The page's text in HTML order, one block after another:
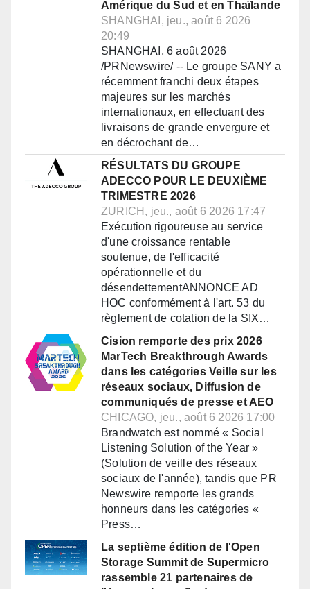
Amérique du Sud et en Thaïlande
SHANGHAI, jeu., août 6 2026
20:49
SHANGHAI, 6 août 2026
/PRNewswire/ -- Le groupe SANY a
récemment franchi deux étapes
majeures sur les marchés
internationaux, en effectuant des
livraisons de grande envergure et
en décrochant de…
RÉSULTATS DU GROUPE
ADECCO POUR LE DEUXIÈME
TRIMESTRE 2026
ZURICH, jeu., août 6 2026 17:47
Exécution rigoureuse au service
d'une croissance rentable
soutenue, de l'efficacité
opérationnelle et du
désendettementANNONCE AD
HOC conformément à l'art. 53 du
règlement de cotation de la SIX…
Cision remporte des prix 2026
MarTech Breakthrough Awards
dans les catégories Veille sur les
réseaux sociaux, Diffusion de
communiqués de presse et AEO
CHICAGO, jeu., août 6 2026 17:00
Brandwatch est nommé « Social
Listening Solution of the Year »
(Solution de veille des réseaux
sociaux de l'année), tandis que PR
Newswire remporte les grands
honneurs dans les catégories «
Press…
La septième édition de l'Open
Storage Summit de Supermicro
rassemble 21 partenaires de